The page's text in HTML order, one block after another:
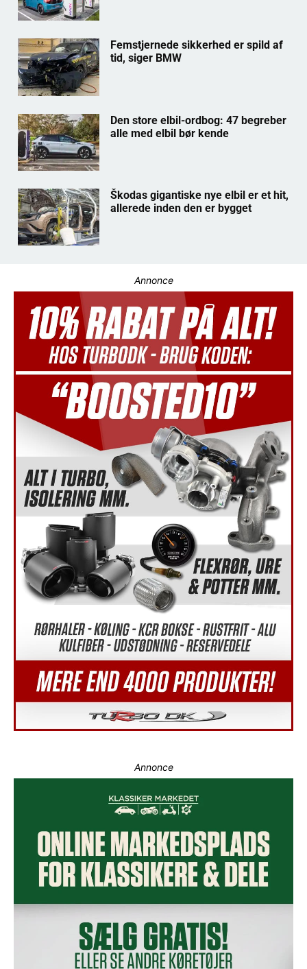
Femstjernede sikkerhed er spild af
tid, siger BMW
Den store elbil-ordbog: 47 begreber
alle med elbil bør kende
Škodas gigantiske nye elbil er et hit,
allerede inden den er bygget
Annonce
Annonce